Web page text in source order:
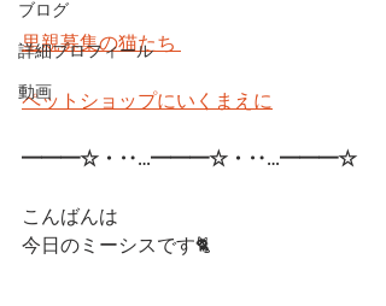
ブログ
詳細プロフィール
動画
里親募集の猫たち
ペットショップにいくまえに
━━━☆・‥…━━━☆・‥…━━━☆
こんばんは
今日のミーシスです🐈